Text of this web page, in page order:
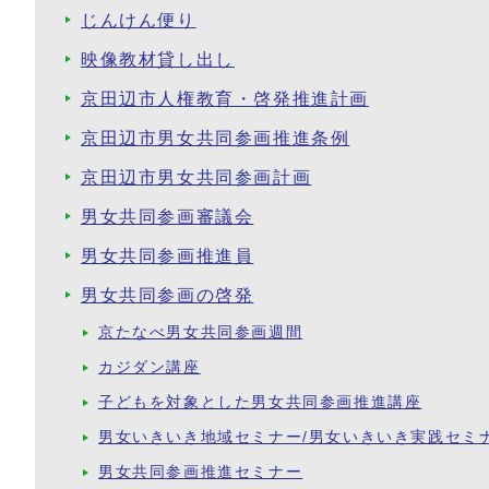
じんけん便り
映像教材貸し出し
京田辺市人権教育・啓発推進計画
京田辺市男女共同参画推進条例
京田辺市男女共同参画計画
男女共同参画審議会
男女共同参画推進員
男女共同参画の啓発
京たなべ男女共同参画週間
カジダン講座
子どもを対象とした男女共同参画推進講座
男女いきいき地域セミナー/男女いきいき実践セミ
男女共同参画推進セミナー